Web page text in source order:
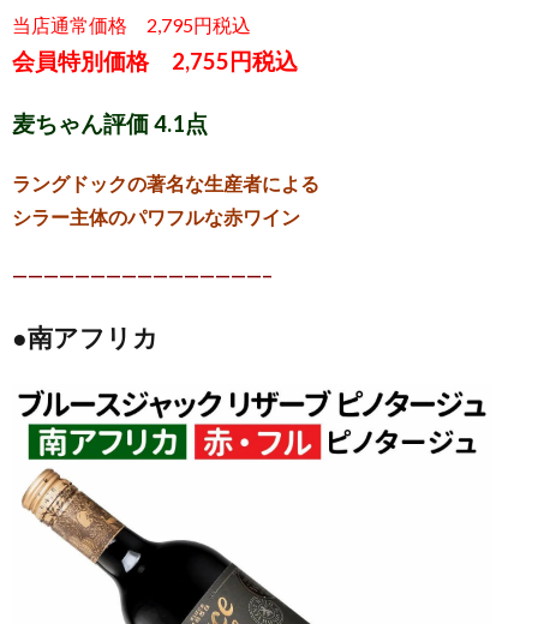
当店通常価格 2,795円税込
会員特別価格 2,755円税込
麦ちゃん評価 4.1点
ラングドックの著名な生産者による
シラー主体のパワフルな赤ワイン
————————————————–
●南アフリカ